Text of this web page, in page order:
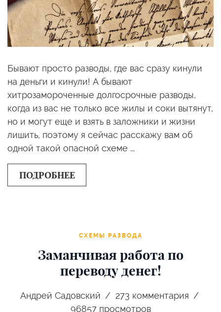
Бывают просто разводы, где вас сразу кинули
на деньги и кинули! А бывают
хитрозамороченные долгосрочные разводы,
когда из вас не только все жилы и соки вытянут,
но и могут еще и взять в заложники и жизни
лишить, поэтому я сейчас расскажу вам об
одной такой опасной схеме ...
ПОДРОБНЕЕ
СХЕМЫ РАЗВОДА
Заманчивая работа по
переводу денег!
Андрей Садовский 273 комментария
96857 просмотров